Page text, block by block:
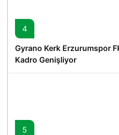
4
Gyrano Kerk Erzurumspor
Kadro Genişliyor
5